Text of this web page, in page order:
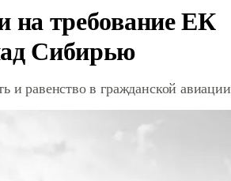
на требование ЕК
Сибирью
и равенство в гражданской авиации